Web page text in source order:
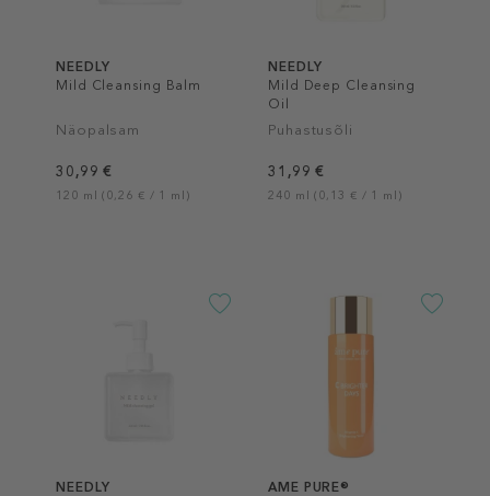
NEEDLY
Mild Cleansing Balm
Näopalsam
30,99 €
120 ml (0,26 € / 1 ml)
NEEDLY
Mild Deep Cleansing
Oil
Puhastusõli
31,99 €
240 ml (0,13 € / 1 ml)
NEEDLY
AME PURE®